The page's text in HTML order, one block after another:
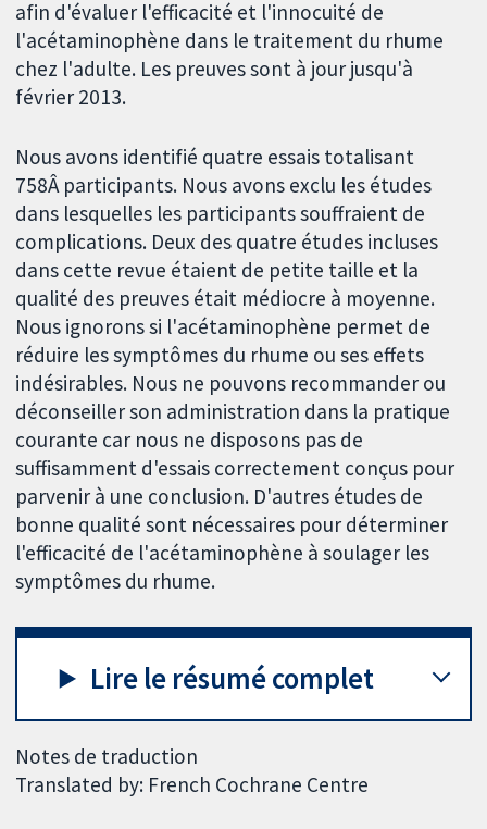
afin d'évaluer l'efficacité et l'innocuité de
l'acétaminophène dans le traitement du rhume
chez l'adulte. Les preuves sont à jour jusqu'à
février 2013.
Nous avons identifié quatre essais totalisant
758Â participants. Nous avons exclu les études
dans lesquelles les participants souffraient de
complications. Deux des quatre études incluses
dans cette revue étaient de petite taille et la
qualité des preuves était médiocre à moyenne.
Nous ignorons si l'acétaminophène permet de
réduire les symptômes du rhume ou ses effets
indésirables. Nous ne pouvons recommander ou
déconseiller son administration dans la pratique
courante car nous ne disposons pas de
suffisamment d'essais correctement conçus pour
parvenir à une conclusion. D'autres études de
bonne qualité sont nécessaires pour déterminer
l'efficacité de l'acétaminophène à soulager les
symptômes du rhume.
Lire le résumé complet
Notes de traduction
Translated by: French Cochrane Centre